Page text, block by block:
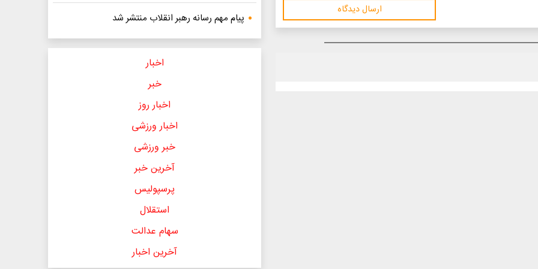
ارسال دیدگاه
پیام مهم رسانه رهبر انقلاب منتشر شد
اخبار
خبر
اخبار روز
اخبار ورزشی
خبر ورزشی
آخرین خبر
پرسپولیس
استقلال
سهام عدالت
آخرین اخبار